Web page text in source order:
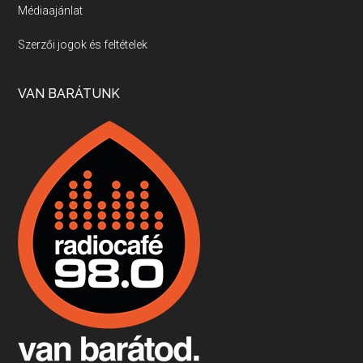
Villány, kékfrankos, Jackfall
Apr 17, 2026 • 00:35:38
Boston, teadélután, bab és homár
Apr 9, 2026 • 00:37:17
Fermentáljunk, a testünk meghálálja!
Apr 3, 2026 • 00:36:07
Médiaajánlat
Szerzői jogok és feltételek
VAN BARÁTUNK